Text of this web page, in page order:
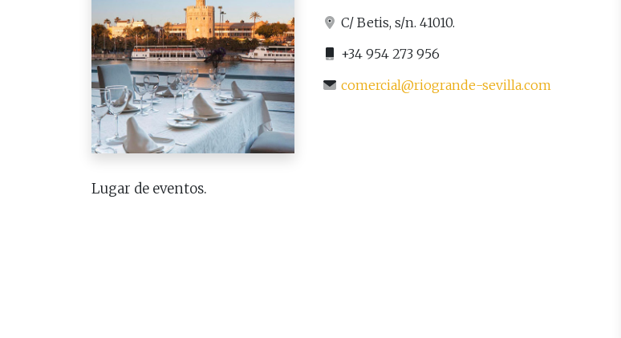
C/ Betis, s/n. 41010.
+34 954 273 956
comercial@riogrande-sevilla.com
Lugar de eventos.